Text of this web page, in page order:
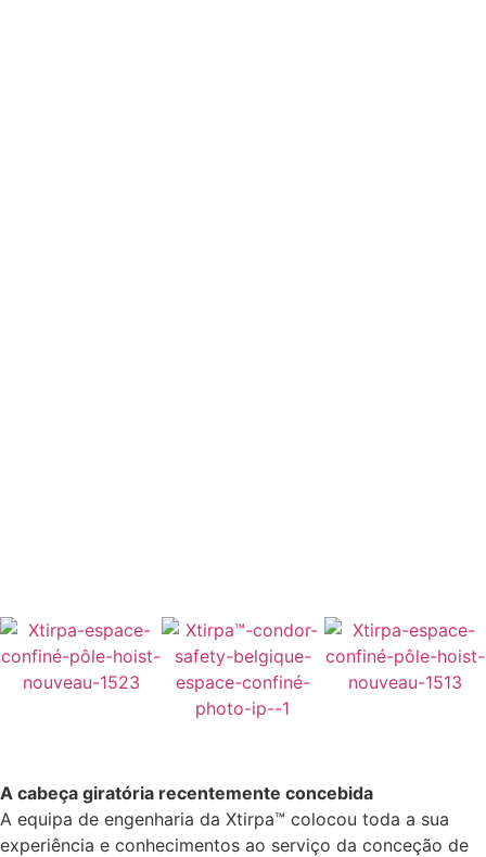
A cabeça giratória recentemente concebida
A equipa de engenharia da Xtirpa™ colocou toda a sua
experiência e conhecimentos ao serviço da conceção de